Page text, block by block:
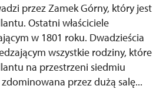
przez Zamek Górny, który jest
Ostatni właściciele
w 1801 roku. Dwadzieścia
wszystkie rodziny, które
na przestrzeni siedmiu
zdominowana przez dużą salę...